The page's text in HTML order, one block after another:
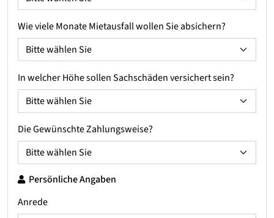
Wie viele Monate Mietausfall wollen Sie absichern?
In welcher Höhe sollen Sachschäden versichert sein?
Die Gewünschte Zahlungsweise?
Persönliche Angaben
Anrede